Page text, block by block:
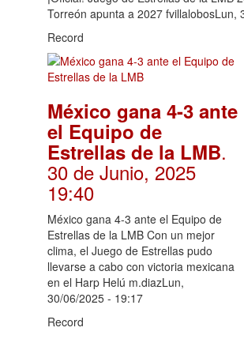
Torreón apunta a 2027 fvillalobosLun,
Record
México gana 4-3 ante
el Equipo de
Estrellas de la LMB.
30 de Junio, 2025
19:40
México gana 4-3 ante el Equipo de
Estrellas de la LMB Con un mejor
clima, el Juego de Estrellas pudo
llevarse a cabo con victoria mexicana
en el Harp Helú m.diazLun,
30/06/2025 - 19:17
Record